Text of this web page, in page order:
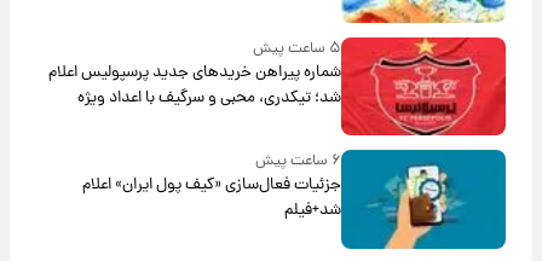
۵ ساعت پیش
شماره پیراهن خریدهای جدید پرسپولیس اعلام
شد؛ تیکدری، محبی و سرگیف با اعداد ویژه
۶ ساعت پیش
جزئیات فعال‌سازی «کیف پول ایران» اعلام
شد+فیلم